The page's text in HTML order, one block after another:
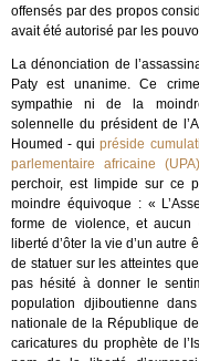
offensés par des propos
avait été autorisé par les
La dénonciation de
Paty est unanime. Ce
sympathie ni de la
solennelle du président de
Houmed - quipréside
parlementaire africaine (UPA)
perchoir, est limpide sur ce
moindre équivoque : «
forme de violence, et aucun
liberté d’ôter la vie d’un autre
de statuer sur les atteintes
pas hésité à donner le
population djiboutienne
nationale de la République
caricatures du prophète de